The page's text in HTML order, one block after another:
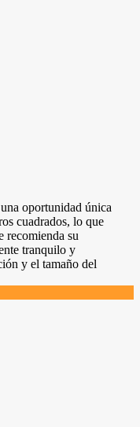
oportunidad única
cuadrados, lo que
recomienda su
tranquilo y
y el tamaño del